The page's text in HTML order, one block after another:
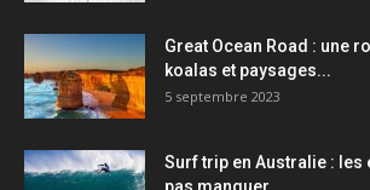
Great Ocean Road : une
koalas et paysages...
5 septembre 2023
Surf trip en Australie : les